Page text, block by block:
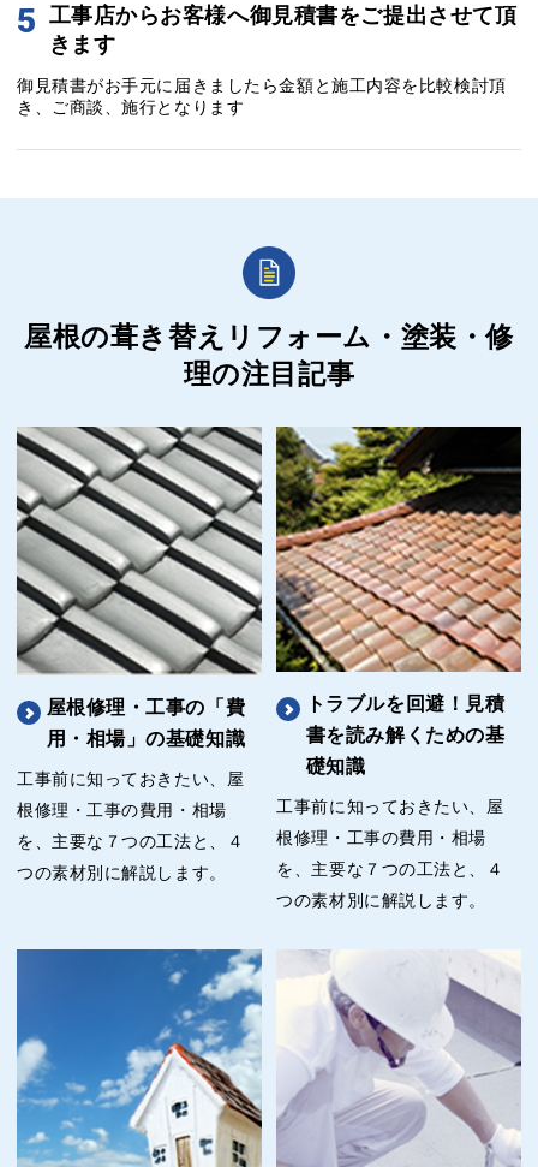
5 工事店からお客様へ御見積書をご提出させて頂
きます
御見積書がお手元に届きましたら金額と施工内容を比較検討頂
き、ご商談、施行となります
屋根の葺き替えリフォーム・塗装・修
理の注目記事
屋根修理・工事の「費
用・相場」の基礎知識
工事前に知っておきたい、屋
根修理・工事の費用・相場
を、主要な７つの工法と、４
つの素材別に解説します。
トラブルを回避！見積
書を読み解くための基
礎知識
工事前に知っておきたい、屋
根修理・工事の費用・相場
を、主要な７つの工法と、４
つの素材別に解説します。